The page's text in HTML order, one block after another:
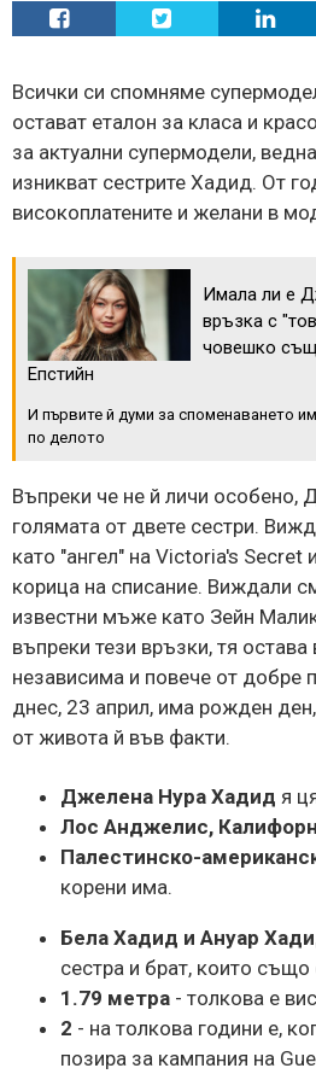
Всички си спомняме
остават еталон за класа и
за актуални супермодели,
изникват сестрите Хадид. От
високоплатените и желани в
Имала ли е
връзка с
човешко
Епстийн
И първите й думи за споменаването
по делото
Въпреки че не й личи
голямата от двете сестри.
като "ангел" на Victoria's Secret
корица на списание. Виждали
известни мъже като Зейн
въпреки тези връзки, тя
независима и повече от добре
днес, 23 април, има рожден
от живота й във факти.
Джелена Нура Хадид я
Лос Анджелис,
Палестинско-
корени има.
Бела Хадид и Ануар
сестра и брат, които
1.79 метра - толкова е
2 - на толкова години е,
позира за кампания на